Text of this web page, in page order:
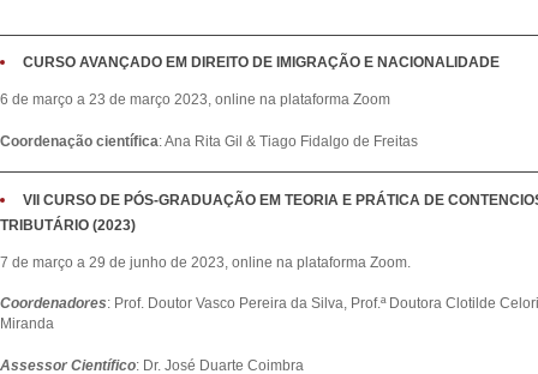
CURSO AVANÇADO EM DIREITO DE IMIGRAÇÃO E NACIONALIDADE
6 de março a 23 de março 2023, online na plataforma Zoom
Coordenação científica: Ana Rita Gil & Tiago Fidalgo de Freitas
VII CURSO DE PÓS-GRADUAÇÃO EM TEORIA E PRÁTICA DE
TRIBUTÁRIO (2023)
7 de março a 29 de junho de 2023, online na plataforma Zoom.
Coordenadores: Prof. Doutor Vasco Pereira da Silva, Prof.ª Doutora Clotilde
Miranda
Assessor Científico: Dr. José Duarte Coimbra